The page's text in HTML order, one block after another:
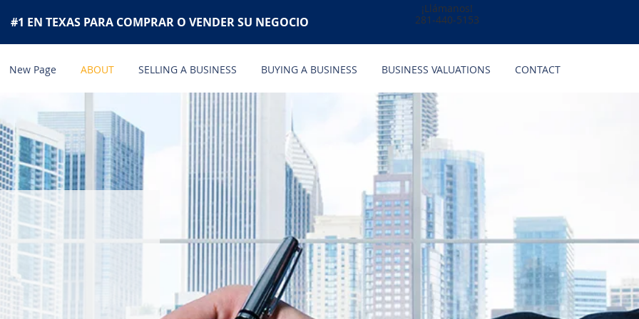
New Page ABOUT SELLING A BUSINESS BUYING A BUSINESS BUSINESS VALUATIONS CONTACT
#1 EN TEXAS PARA COMPRAR O VENDER SU NEGOCIO
¡Llámanos!
281-440-5153